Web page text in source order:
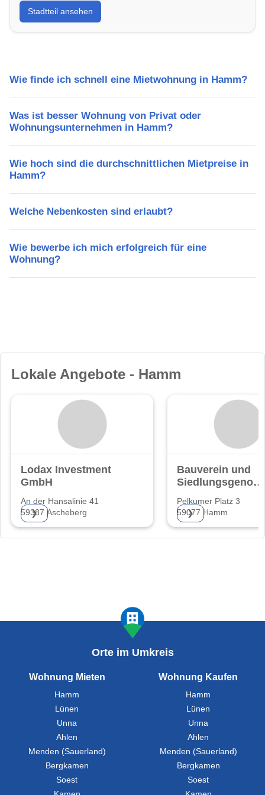
Lebensqualität, Verkehrsanbindung, Schulen,
Freizeitmöglichkeiten und Mietpreise.
Stadtteil ansehen
Wie finde ich schnell eine Mietwohnung in Hamm?
Was ist besser Wohnung von Privat oder
Wohnungsunternehmen in Hamm?
Wie hoch sind die durchschnittlichen Mietpreise in
Hamm?
Welche Nebenkosten sind erlaubt?
Wie bewerbe ich mich erfolgreich für eine
Wohnung?
Lokale Angebote - Hamm
Lodax Investment
GmbH
An der Hansalinie 41
59387 Ascheberg
❯
Bauverein und
Pelkumer Platz 3
59077 Hamm
❯
Orte im Umkreis
Wohnung Mieten
Hamm
Lünen
Unna
Ahlen
Menden (Sauerland)
Bergkamen
Soest
Wohnung Kaufen
Hamm
Lünen
Unna
Ahlen
Menden (Sauerland)
Bergkamen
Soest